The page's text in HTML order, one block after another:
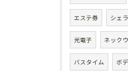
エステ券 シェ
光電子 ネック
バスタイム ボ